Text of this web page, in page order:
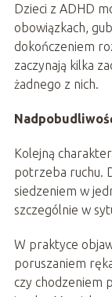
Dzieci z ADHD
obowiązkach,
dokończeniem
zaczynają kilka
żadnego z nich.
Kolejną
potrzeba ruchu.
siedzeniem w
szczególnie w
W praktyce
poruszaniem
czy chodzeniem